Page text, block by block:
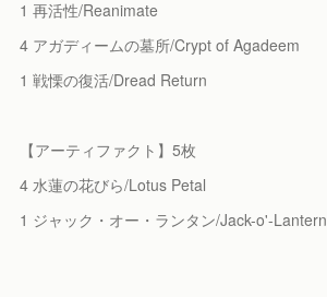
1 再活性/Reanimate
4 アガディームの墓所/Crypt of Agadeem
1 戦慄の復活/Dread Return
【アーティファクト】5枚
4 水蓮の花びら/Lotus Petal
1 ジャック・オー・ランタン/Jack-o'-Lantern